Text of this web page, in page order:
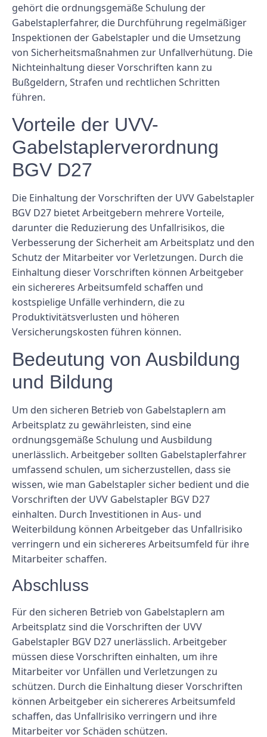
gehört die ordnungsgemäße Schulung der
Gabelstaplerfahrer, die Durchführung regelmäßiger
Inspektionen der Gabelstapler und die Umsetzung
von Sicherheitsmaßnahmen zur Unfallverhütung. Die
Nichteinhaltung dieser Vorschriften kann zu
Bußgeldern, Strafen und rechtlichen Schritten
führen.
Vorteile der UVV-
Gabelstaplerverordnung
BGV D27
Die Einhaltung der Vorschriften der UVV Gabelstapler
BGV D27 bietet Arbeitgebern mehrere Vorteile,
darunter die Reduzierung des Unfallrisikos, die
Verbesserung der Sicherheit am Arbeitsplatz und den
Schutz der Mitarbeiter vor Verletzungen. Durch die
Einhaltung dieser Vorschriften können Arbeitgeber
ein sichereres Arbeitsumfeld schaffen und
kostspielige Unfälle verhindern, die zu
Produktivitätsverlusten und höheren
Versicherungskosten führen können.
Bedeutung von Ausbildung
und Bildung
Um den sicheren Betrieb von Gabelstaplern am
Arbeitsplatz zu gewährleisten, sind eine
ordnungsgemäße Schulung und Ausbildung
unerlässlich. Arbeitgeber sollten Gabelstaplerfahrer
umfassend schulen, um sicherzustellen, dass sie
wissen, wie man Gabelstapler sicher bedient und die
Vorschriften der UVV Gabelstapler BGV D27
einhalten. Durch Investitionen in Aus- und
Weiterbildung können Arbeitgeber das Unfallrisiko
verringern und ein sichereres Arbeitsumfeld für ihre
Mitarbeiter schaffen.
Abschluss
Für den sicheren Betrieb von Gabelstaplern am
Arbeitsplatz sind die Vorschriften der UVV
Gabelstapler BGV D27 unerlässlich. Arbeitgeber
müssen diese Vorschriften einhalten, um ihre
Mitarbeiter vor Unfällen und Verletzungen zu
schützen. Durch die Einhaltung dieser Vorschriften
können Arbeitgeber ein sichereres Arbeitsumfeld
schaffen, das Unfallrisiko verringern und ihre
Mitarbeiter vor Schäden schützen.